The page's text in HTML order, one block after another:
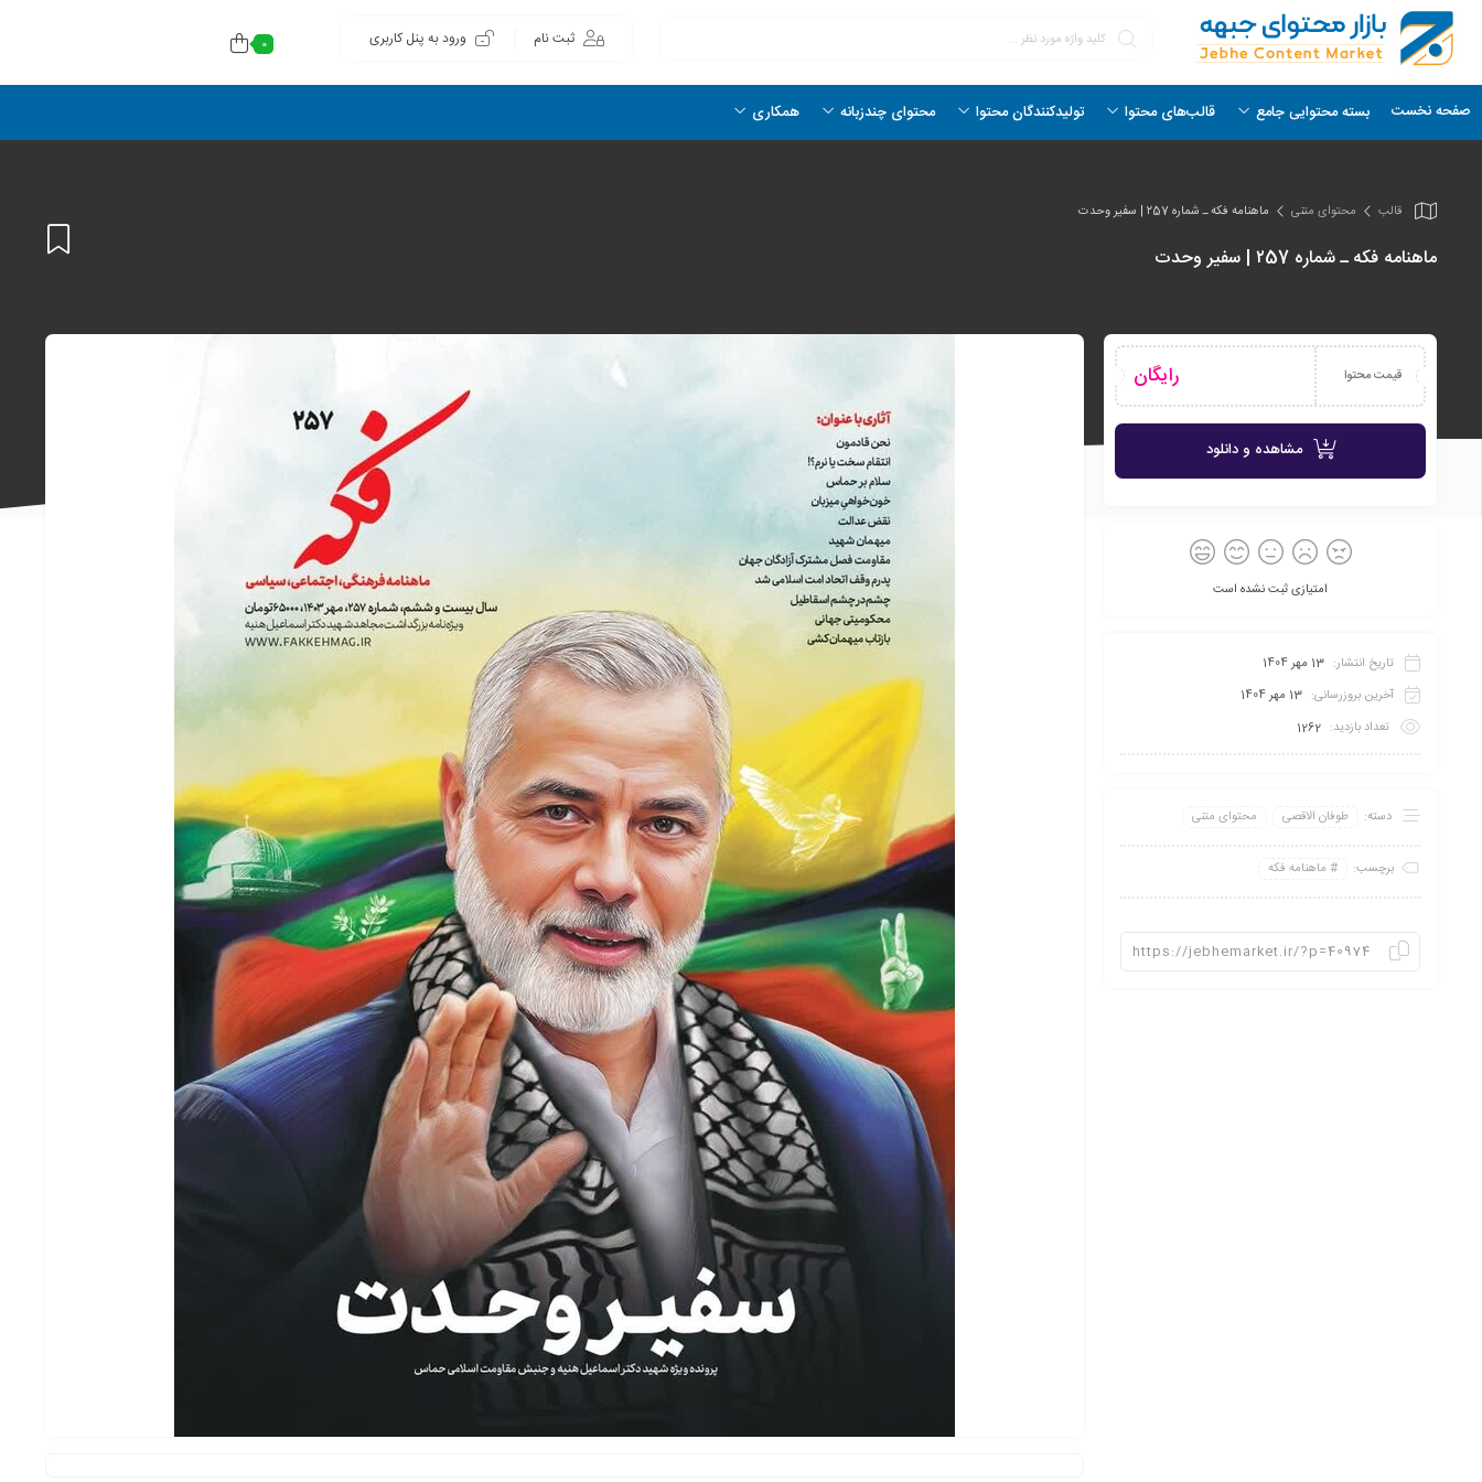
ثبت نام ورود به پنل کاربری 0
صفحه نخست بسته محتوایی جامع قالب‌های محتوا تولیدکنندگان محتوا محتوای چندزبانه همکاری
قالب محتوای متنی ماهنامه فکه ـ شماره ۲57 | سفیر وحدت
ماهنامه فکه ـ شماره ۲57 | سفیر وحدت
قیمت محتوا رایگان
مشاهده و دانلود
امتیازی ثبت نشده است
تاریخ انتشار: 13 مهر 1404
آخرین بروزرسانی: 13 مهر 1404
تعداد بازدید: 1262
دسته: طوفان الاقصی محتوای متنی
برچسب: ماهنامه فکه